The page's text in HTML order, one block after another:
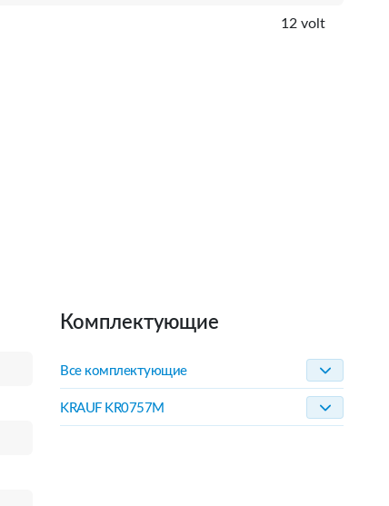
12 volt
Комплектующие
Все комплектующие
KRAUF KR0757M